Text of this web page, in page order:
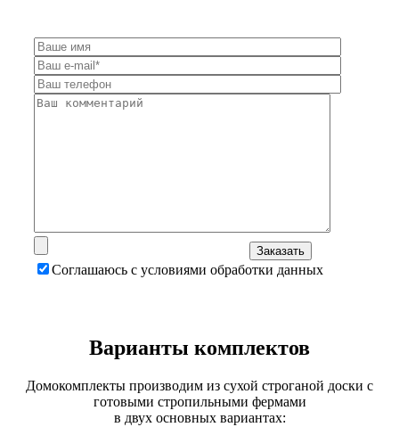
Соглашаюсь с условиями обработки данных
Варианты комплектов
Домокомплекты производим из сухой строганой доски с
готовыми стропильными фермами
в двух основных вариантах: